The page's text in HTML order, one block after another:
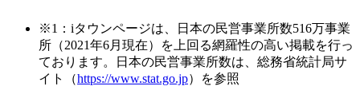
※1：iタウンページは、日本の民営事業所数516万事業
所（2021年6月現在）を上回る網羅性の高い掲載を行っ
ております。日本の民営事業所数は、総務省統計局サ
イト（https://www.stat.go.jp）を参照